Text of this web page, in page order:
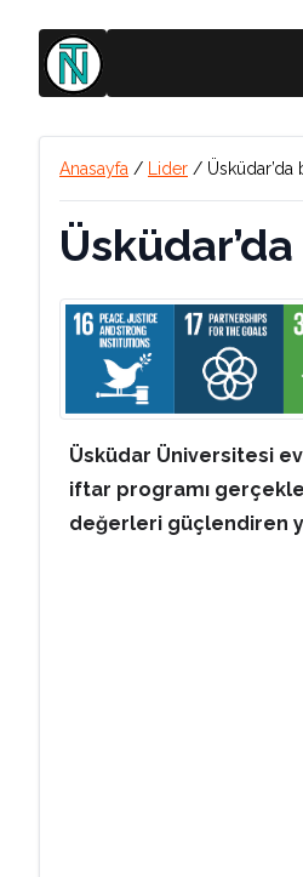
Anasayfa / Lider / Üsküdar’da
Üsküdar Üniversitesi
iftar programı
değerleri güçlendiren